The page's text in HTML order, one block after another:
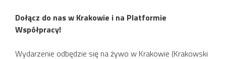
Dołącz do nas w Krakowie i na Platformie
Współpracy!
Wydarzenie odbędzie się na żywo w Krakowie (Krakowski